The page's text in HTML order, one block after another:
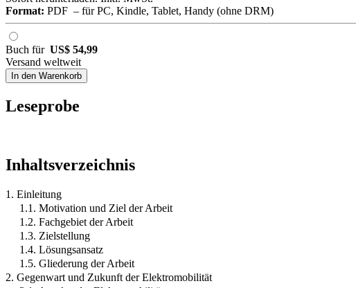
Format: PDF – für PC, Kindle, Tablet, Handy (ohne DRM)
Buch für US$ 54,99
Versand weltweit
In den Warenkorb
Leseprobe
Inhaltsverzeichnis
1. Einleitung
1.1. Motivation und Ziel der Arbeit
1.2. Fachgebiet der Arbeit
1.3. Zielstellung
1.4. Lösungsansatz
1.5. Gliederung der Arbeit
2. Gegenwart und Zukunft der Elektromobilität